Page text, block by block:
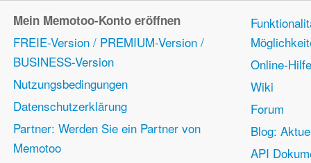
Mein Memotoo-Konto eröffnen
FREIE-Version / PREMIUM-Version /
BUSINESS-Version
Nutzungsbedingungen
Datenschutzerklärung
Partner: Werden Sie ein Partner von
Memotoo
Online-Hilfe
Wiki
Forum
Blog:
API